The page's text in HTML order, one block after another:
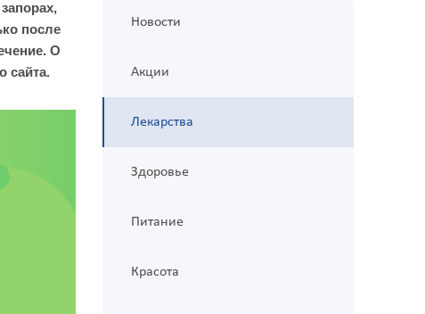
после
О
сайта.
Новости
Акции
Лекарства
Здоровье
Питание
Красота